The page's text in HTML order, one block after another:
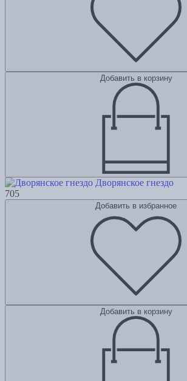
Добавить в корзину
Дворянское гнездо
705
Добавить в избранное
Добавить в корзину